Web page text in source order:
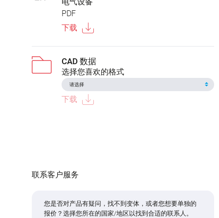
PDF
下载
CAD 数据
选择您喜欢的格式
下载
联系客户服务
您是否对产品有疑问，找不到变体，或者您想要单独的
报价？选择您所在的国家/地区以找到合适的联系人。